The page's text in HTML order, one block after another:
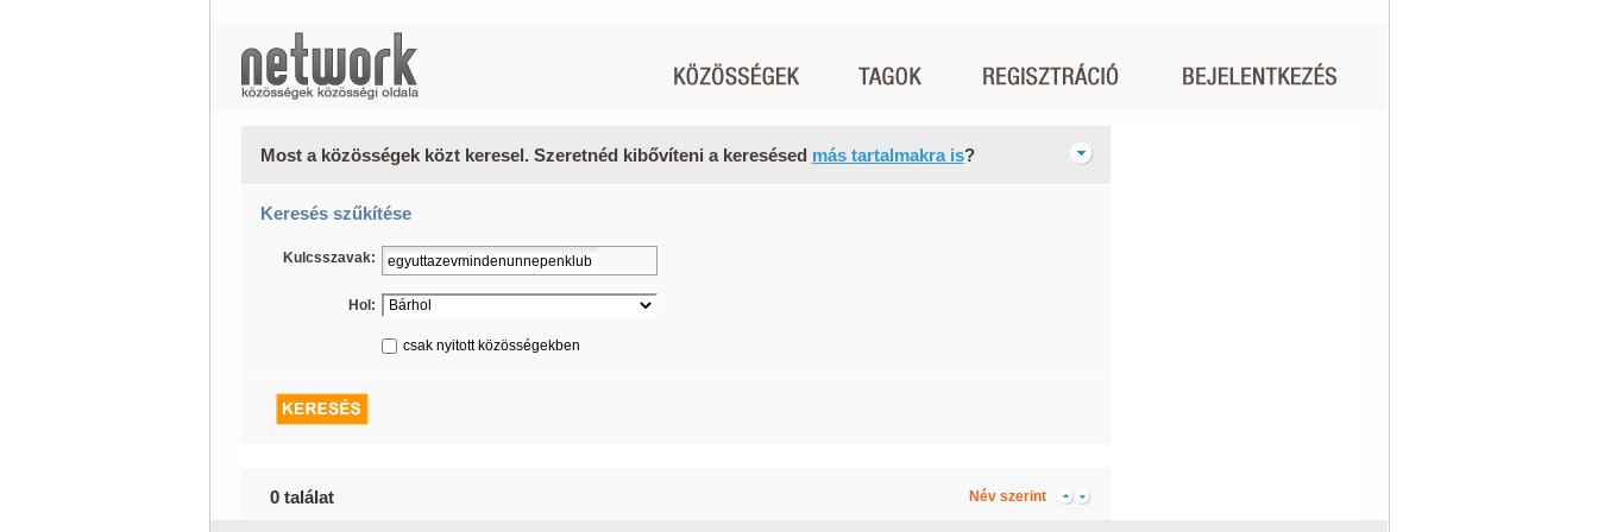
Most a közösségek közt keresel. Szeretnéd kibővíteni a keresésed más tartalmakra is?
Keresés szűkítése
Kulcsszavak:
Hol:
csak nyitott közösségekben
0 találat Név szerint